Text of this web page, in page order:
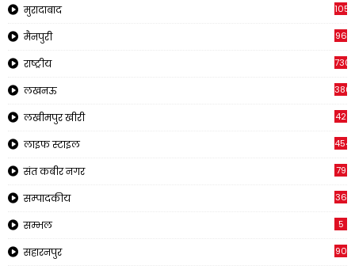
मुरादाबाद 1056
मैनपुरी 96
राष्ट्रीय
लखनऊ
लखीमपुर खीरी 42
लाइफ स्टाइल 454
संत कबीर नगर 79
सम्पादकीय 36
सम्भल 5
सहारनपुर 90